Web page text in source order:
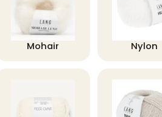
Mohair Nylon